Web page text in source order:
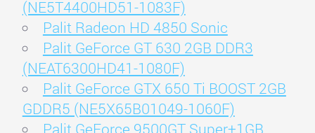
(NE5T4400HD51-1083F)
Palit Radeon HD 4850 Sonic
Palit GeForce GT 630 2GB DDR3
(NEAT6300HD41-1080F)
Palit GeForce GTX 650 Ti BOOST 2GB
GDDR5 (NE5X65B01049-1060F)
Palit GeForce 9500GT Super+1GB